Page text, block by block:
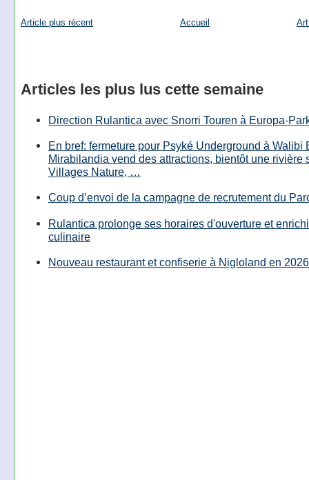
Article plus récent Accueil
Articles les plus lus cette semaine
Direction Rulantica avec Snorri Touren à Europa-
En bref: fermeture pour Psyké Underground à Walibi
Mirabilandia vend des attractions, bientôt une rivière
Villages Nature, …
Coup d’envoi de la campagne de recrutement du
Rulantica prolonge ses horaires d'ouverture et
culinaire
Nouveau restaurant et confiserie à Nigloland en 2026